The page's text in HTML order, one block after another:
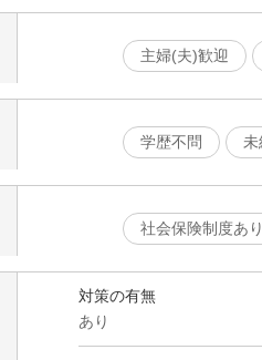
主婦(夫)歓迎
学歴不問
社会保険制度あり
対策の有無
あり